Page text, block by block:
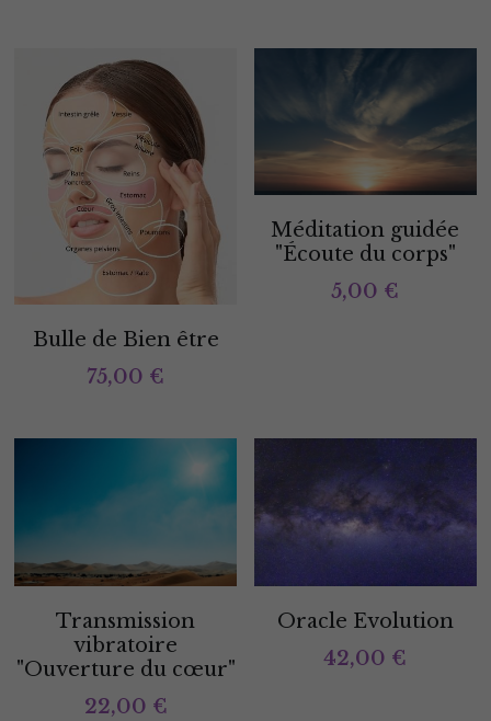
Bulle de Bien être
75,00 €
Méditation guidée
"Écoute du corps"
5,00 €
Transmission
vibratoire
"Ouverture du cœur"
22,00 €
Oracle Evolution
42,00 €